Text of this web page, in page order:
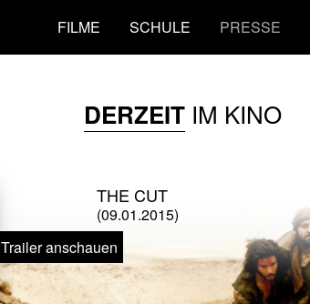
FILME SCHULE PRESSE
DERZEITIM KINO
THE CUT
(09.01.2015)
Trailer anschauen